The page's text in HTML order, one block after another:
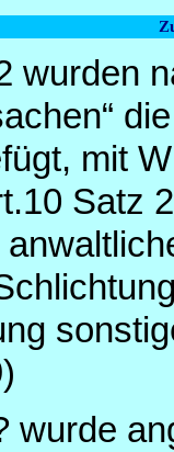
wurden
mit
Satz
wurde